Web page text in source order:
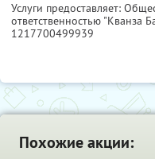
Услуги предоставляет:
ответственностью "Кванза
1217700499939
Похожие акции: